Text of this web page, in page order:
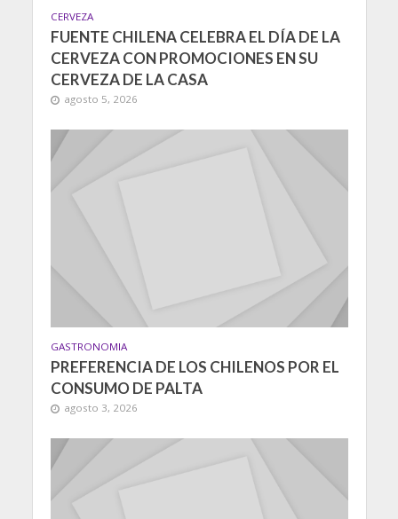
CERVEZA
FUENTE CHILENA CELEBRA EL DÍA DE LA
CERVEZA CON PROMOCIONES EN SU
CERVEZA DE LA CASA
agosto 5, 2026
GASTRONOMIA
PREFERENCIA DE LOS CHILENOS POR EL
CONSUMO DE PALTA
agosto 3, 2026